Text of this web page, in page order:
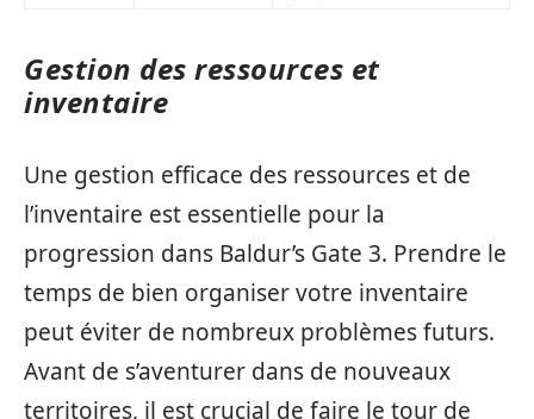
Gestion des ressources et
inventaire
Une gestion efficace des ressources et de
l’inventaire est essentielle pour la
progression dans Baldur’s Gate 3. Prendre le
temps de bien organiser votre inventaire
peut éviter de nombreux problèmes futurs.
Avant de s’aventurer dans de nouveaux
territoires, il est crucial de faire le tour de